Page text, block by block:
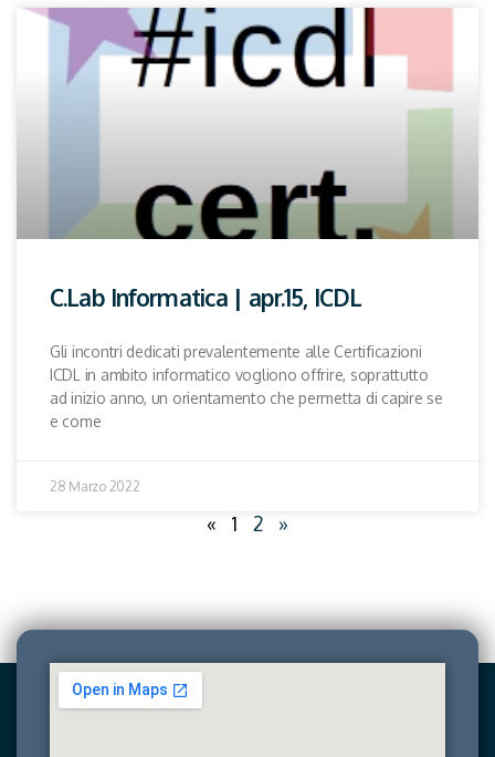
C.Lab Informatica | apr.15, ICDL
Gli incontri dedicati prevalentemente alle Certificazioni
ICDL in ambito informatico vogliono offrire, soprattutto
ad inizio anno, un orientamento che permetta di capire se
e come
28 Marzo 2022
« 1 2 »